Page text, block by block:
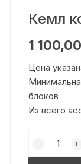
Кемл
1 100,00
Цена
блоков
Из всего
товара